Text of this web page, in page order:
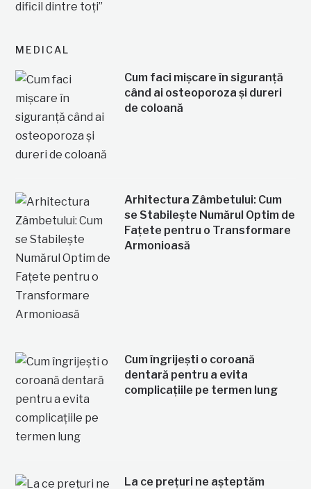
MEDICAL
Cum faci mișcare în siguranță
când ai osteoporoza și dureri
de coloană
Arhitectura Zâmbetului: Cum
se Stabilește Numărul Optim de
Fațete pentru o Transformare
Armonioasă
Cum îngrijești o coroană
dentară pentru a evita
complicațiile pe termen lung
La ce prețuri ne așteptăm